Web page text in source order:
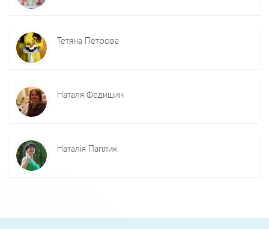
Тетяна Петрова
Наталя Федишин
Наталія Паплик